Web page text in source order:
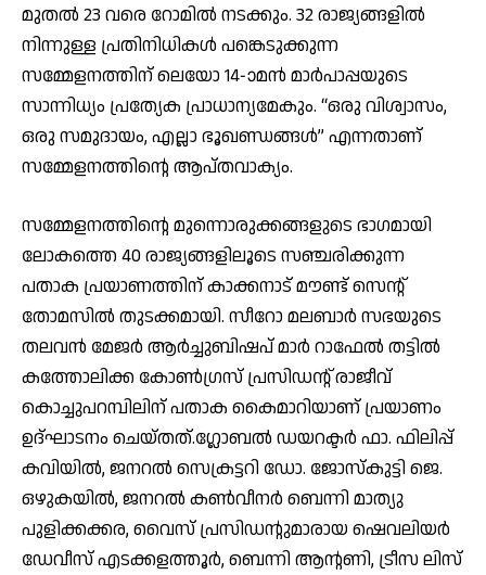
മുതൽ 23 വരെ റോമിൽ നടക്കും. 32 രാജ്യങ്ങളിൽ
നിന്നുള്ള പ്രതിനിധികൾ പങ്കെടുക്കുന്ന
സമ്മേളനത്തിന് ലെയോ 14-ാമൻ മാർപാപ്പയുടെ
സാന്നിധ്യം പ്രത്യേക പ്രാധാന്യമേകും. “ഒരു വിശ്വാസം,
ഒരു സമുദായം, എല്ലാ ഭൂഖണ്ഡങ്ങൾ” എന്നതാണ്
സമ്മേളനത്തിന്റെ ആപ്തവാക്യം.
സമ്മേളനത്തിന്റെ മുന്നൊരുക്കങ്ങളുടെ ഭാഗമായി
ലോകത്തെ 40 രാജ്യങ്ങളിലൂടെ സഞ്ചരിക്കുന്ന
പതാക പ്രയാണത്തിന് കാക്കനാട് മൗണ്ട് സെന്റ്
തോമസിൽ തുടക്കമായി. സീറോ മലബാർ സഭയുടെ
തലവൻ മേജർ ആർച്ചുബിഷപ് മാർ റാഫേൽ തട്ടിൽ
കത്തോലിക്ക കോൺഗ്രസ് പ്രസിഡന്റ് രാജീവ്
കൊച്ചുപറമ്പിലിന് പതാക കൈമാറിയാണ് പ്രയാണം
ഉദ്ഘാടനം ചെയ്തത്.ഗ്ലോബൽ ഡയറക്ടർ ഫാ. ഫിലിപ്പ്
കവിയിൽ, ജനറൽ സെക്രട്ടറി ഡോ. ജോസ്‌കുട്ടി ജെ.
ഒഴുകയിൽ, ജനറൽ കൺവീനർ ബെന്നി മാത്യു
പുളിക്കക്കര, വൈസ് പ്രസിഡന്റുമാരായ ഷെവലിയർ
ഡേവീസ് എടക്കളത്തൂർ, ബെന്നി ആന്റണി, ട്രീസ ലിസ്